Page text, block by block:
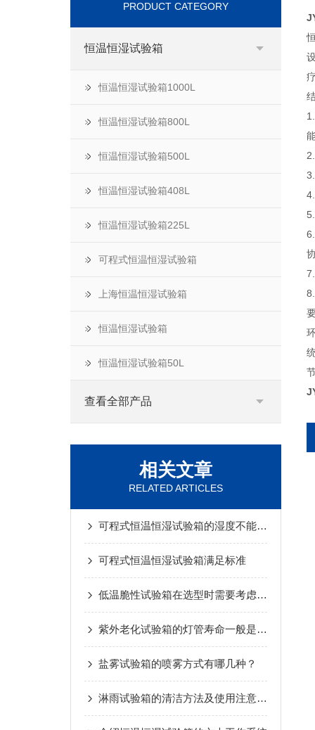
PRODUCT CATEGORY
恒温恒湿试验箱
恒温恒湿试验箱1000L
恒温恒湿试验箱800L
恒温恒湿试验箱500L
恒温恒湿试验箱408L
恒温恒湿试验箱225L
可程式恒温恒湿试验箱
上海恒温恒湿试验箱
恒温恒湿试验箱
恒温恒湿试验箱50L
查看全部产品
相关文章
RELATED ARTICLES
可程式恒温恒湿试验箱的湿度不能下降的原因分析
可程式恒温恒湿试验箱满足标准
低温脆性试验箱在选型时需要考虑哪些因素
紫外老化试验箱的灯管寿命一般是多久？
盐雾试验箱的喷雾方式有哪几种？
淋雨试验箱的清洁方法及使用注意事项